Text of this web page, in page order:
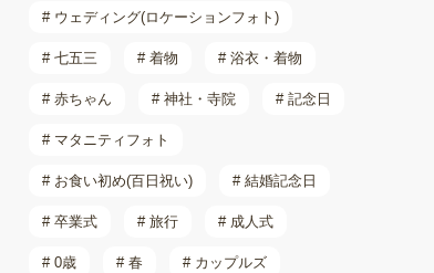
# ウェディング(ロケーションフォト)
# 七五三 # 着物 # 浴衣・着物
# 赤ちゃん # 神社・寺院 # 記念日
# マタニティフォト
# お食い初め(百日祝い) # 結婚記念日
# 卒業式 # 旅行 # 成人式
# 0歳 # 春 # カップルズ